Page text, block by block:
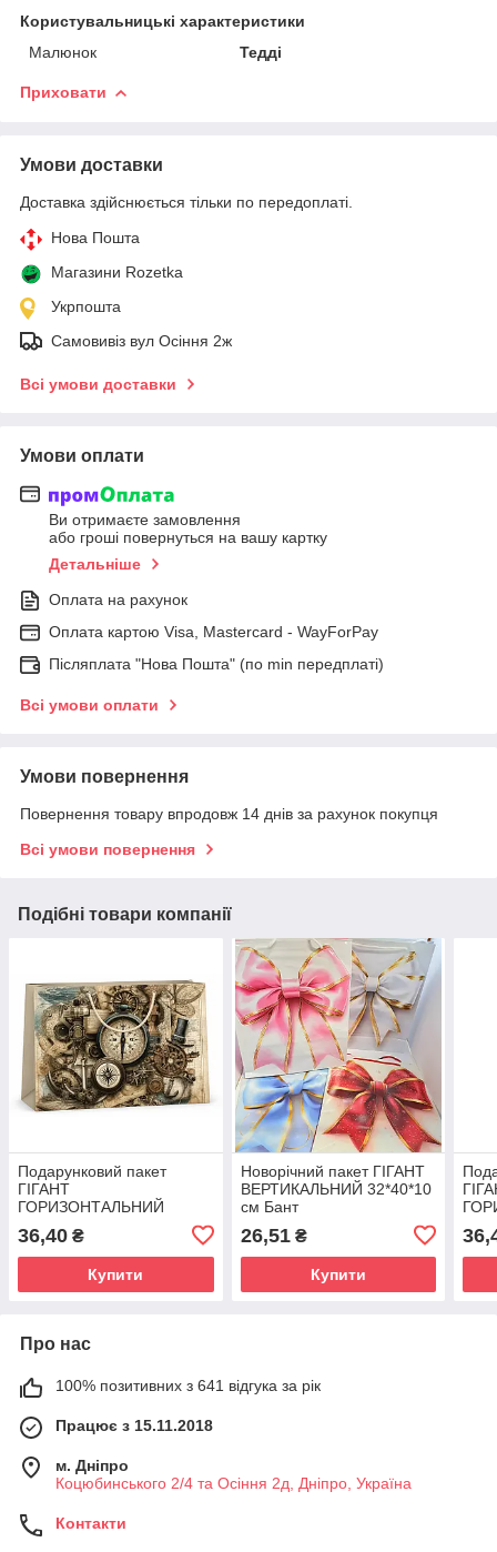
Користувальницькі характеристики
Малюнок
Тедді
Приховати
Умови доставки
Доставка здійснюється тільки по передоплаті.
Нова Пошта
Магазини Rozetka
Укрпошта
Самовивіз вул Осіння 2ж
Всі умови доставки
Умови оплати
Ви отримаєте замовлення
або гроші повернуться на вашу картку
Детальніше
Оплата на рахунок
Оплата картою Visa, Mastercard - WayForPay
Післяплата "Нова Пошта" (по min передплаті)
Всі умови оплати
Умови повернення
Повернення товару впродовж 14 днів за рахунок покупця
Всі умови повернення
Подібні товари компанії
Подарунковий пакет
ГІГАНТ
ГОРИЗОНТАЛЬНИЙ
36,40 ₴
Купити
Новорічний пакет ГІГАНТ
ВЕРТИКАЛЬНИЙ 32*40*10
см Бант
26,51₴
Купити
Про нас
100% позитивних з 641 відгука за рік
Працює з 15.11.2018
м. Дніпро
Коцюбинського 2/4 та Осіння 2д, Дніпро, Україна
Контакти